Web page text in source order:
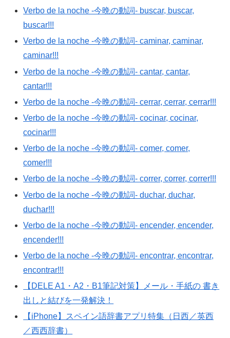
Verbo de la noche -今晩の動詞- buscar, buscar,
buscar!!!
Verbo de la noche -今晩の動詞- caminar, caminar,
caminar!!!
Verbo de la noche -今晩の動詞- cantar, cantar,
cantar!!!
Verbo de la noche -今晩の動詞- cerrar, cerrar, cerrar!!!
Verbo de la noche -今晩の動詞- cocinar, cocinar,
cocinar!!!
Verbo de la noche -今晩の動詞- comer, comer,
comer!!!
Verbo de la noche -今晩の動詞- correr, correr, correr!!!
Verbo de la noche -今晩の動詞- duchar, duchar,
duchar!!!
Verbo de la noche -今晩の動詞- encender, encender,
encender!!!
Verbo de la noche -今晩の動詞- encontrar, encontrar,
encontrar!!!
【DELE A1・A2・B1筆記対策】メール・手紙の 書き
出しと結びを一発解決！
【iPhone】スペイン語辞書アプリ特集（日西／英西
／西西辞書）